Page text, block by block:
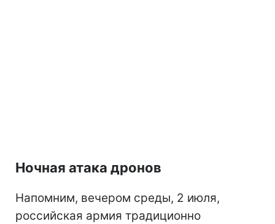
Ночная атака дронов
Напомним, вечером среды, 2 июля,
российская армия традиционно